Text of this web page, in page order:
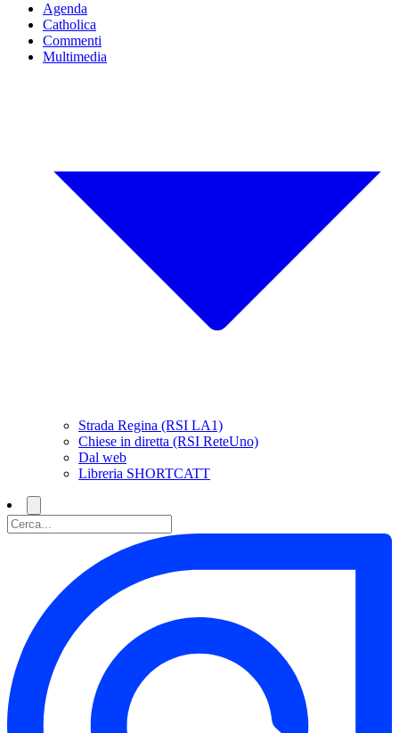
Agenda
Catholica
Commenti
Multimedia
Strada Regina (RSI LA1)
Chiese in diretta (RSI ReteUno)
Dal web
Libreria SHORTCATT